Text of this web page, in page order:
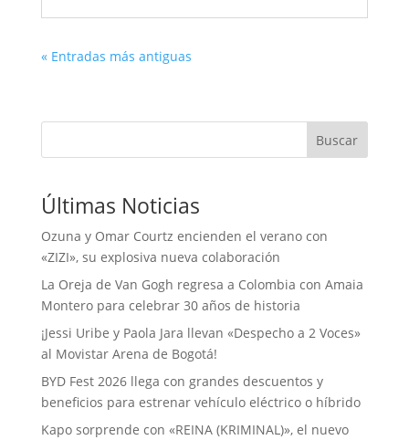
« Entradas más antiguas
Buscar
Últimas Noticias
Ozuna y Omar Courtz encienden el verano con
«ZIZI», su explosiva nueva colaboración
La Oreja de Van Gogh regresa a Colombia con Amaia
Montero para celebrar 30 años de historia
¡Jessi Uribe y Paola Jara llevan «Despecho a 2 Voces»
al Movistar Arena de Bogotá!
BYD Fest 2026 llega con grandes descuentos y
beneficios para estrenar vehículo eléctrico o híbrido
Kapo sorprende con «REINA (KRIMINAL)», el nuevo